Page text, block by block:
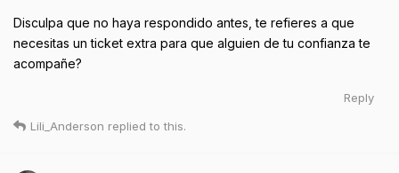
Disculpa que no haya respondido antes, te refieres a que
necesitas un ticket extra para que alguien de tu confianza te
acompañe?
Reply
Lili_Anderson replied to this.